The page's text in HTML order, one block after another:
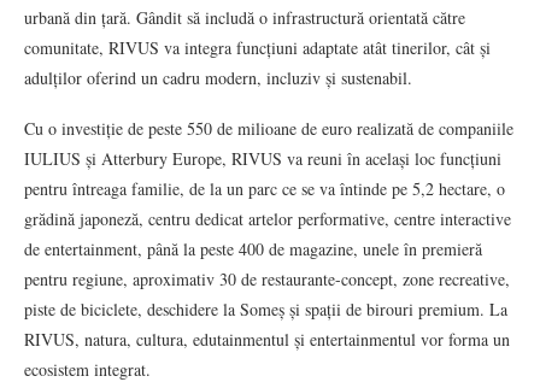
urbană din țară. Gândit să includă o infrastructură orientată către
comunitate, RIVUS va integra funcțiuni adaptate atât tinerilor, cât și
adulților oferind un cadru modern, incluziv și sustenabil.
Cu o investiție de peste 550 de milioane de euro realizată de companiile
IULIUS și Atterbury Europe, RIVUS va reuni în același loc funcțiuni
pentru întreaga familie, de la un parc ce se va întinde pe 5,2 hectare, o
grădină japoneză, centru dedicat artelor performative, centre interactive
de entertainment, până la peste 400 de magazine, unele în premieră
pentru regiune, aproximativ 30 de restaurante-concept, zone recreative,
piste de biciclete, deschidere la Someș și spații de birouri premium. La
RIVUS, natura, cultura, edutainmentul și entertainmentul vor forma un
ecosistem integrat.